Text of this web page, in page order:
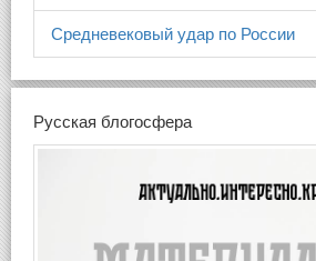
Средневековый удар по России
Русская блогосфера